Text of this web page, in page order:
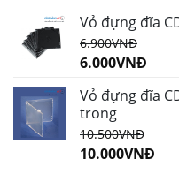
Vỏ đựng đĩa
6.900VNĐ
6.000VNĐ
Vỏ đựng đĩa
trong
10.500VNĐ
10.000VNĐ